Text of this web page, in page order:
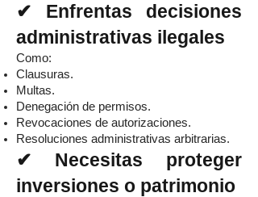
✔ Enfrentas decisiones
administrativas ilegales
Como:
Clausuras.
Multas.
Denegación de permisos.
Revocaciones de autorizaciones.
Resoluciones administrativas arbitrarias.
✔ Necesitas proteger
inversiones o patrimonio